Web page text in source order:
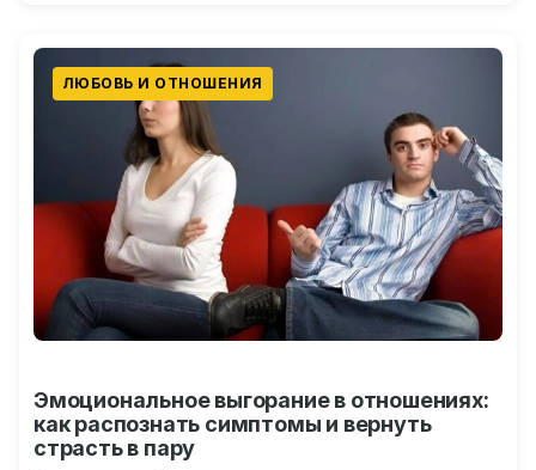
ЛЮБОВЬ И ОТНОШЕНИЯ
Эмоциональное выгорание в отношениях:
как распознать симптомы и вернуть
страсть в пару